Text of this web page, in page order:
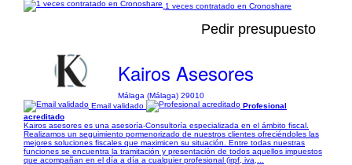
1 veces contratado en Cronoshare
Pedir presupuesto
Kairos Asesores
Málaga (Málaga) 29010
Email validado
Profesional
acreditado
Kairos asesores es una asesoría-Consultoría especializada en el ámbito fiscal.
Realizamos un seguimiento pormenorizado de nuestros clientes ofreciéndoles las
mejores soluciones fiscales que maximicen su situación. Entre todas nuestras
funciones se encuentra la tramitación y presentación de todos aquellos impuestos
que acompañan en el día a día a cualquier profesional (irpf, iva,...